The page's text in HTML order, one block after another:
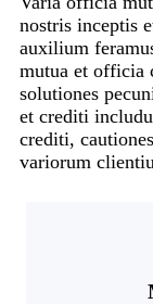
nostris inceptis
auxilium
mutua et officia
solutiones
et crediti
crediti,
variorum